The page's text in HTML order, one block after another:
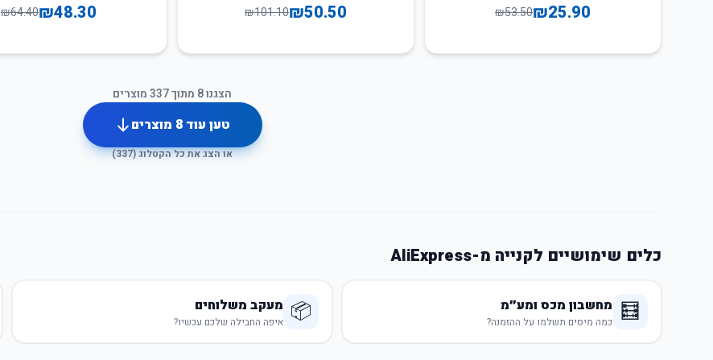
₪25.90
₪53.50
₪50.50
₪101.10
₪48.30
₪64.40
הצגנו8 מתוך337מוצרים
טען עוד8 מוצרים
או הצג את כל הקטלוג (337
)
כלים שימושיים לקנייה מ-AliExpress
🧮 מחשבון מכס ומע״מ
כמה מיסים תשלמו על ההזמנה? 📦 מעקב משלוחים
איפה החבילה שלכם עכשיו?